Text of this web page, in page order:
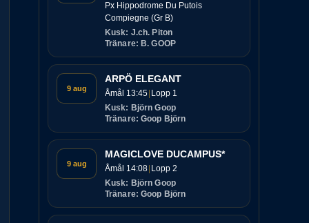
Px Hippodrome Du Putois
Compiegne (Gr B)
Kusk: J.ch. Piton
Tränare: B. GOOP
9 aug
ARPÖ ELEGANT
Åmål 13:45 Lopp 1
Kusk: Björn Goop
Tränare: Goop Björn
9 aug
MAGICLOVE DUCAMPUS*
Åmål 14:08 Lopp 2
Kusk: Björn Goop
Tränare: Goop Björn